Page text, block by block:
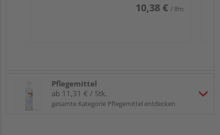
10,38 € / lfm
Pflegemittel
ab 11,31 € / Stk.
gesamte Kategorie Pflegemittel entdecken